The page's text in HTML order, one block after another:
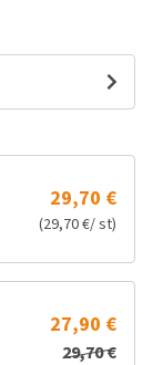
29,70 €
(29,70 €/ st)
27,90 €
29,70 €